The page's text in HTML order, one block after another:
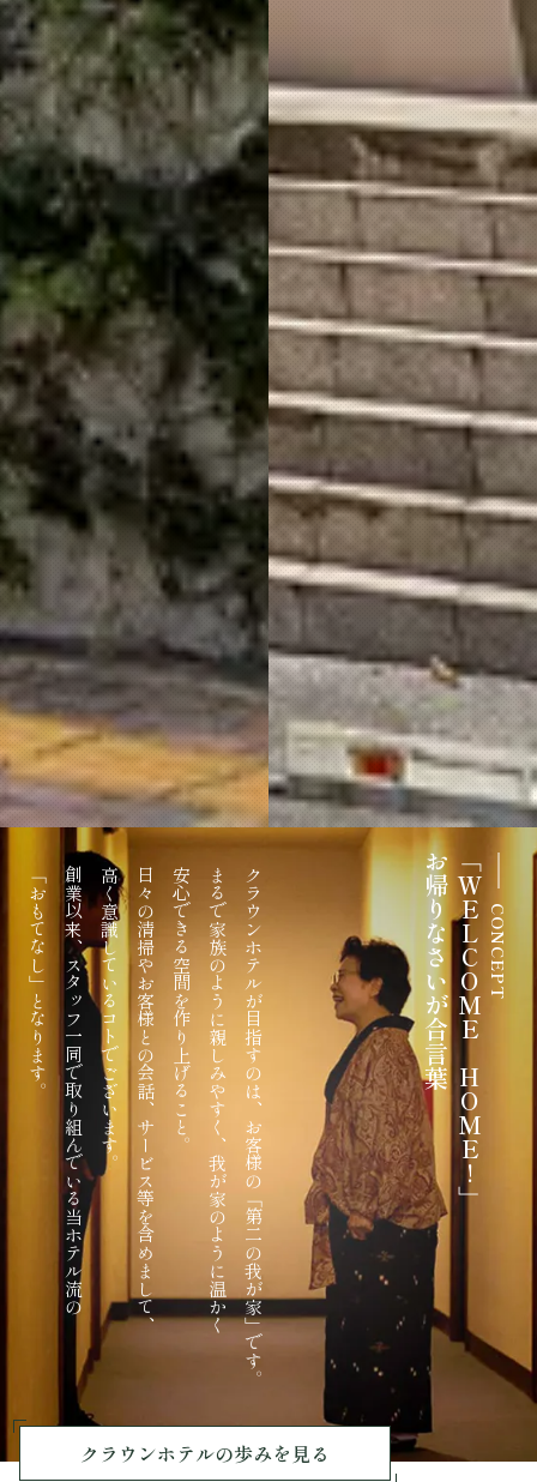
CONCEPT
「WELCOME HOME!」
お帰りなさいが合言葉
クラウンホテルが目指すのは、お客様の「第二の我が家」です。
まるで家族のように親しみやすく、我が家のように温かく
安心できる空間を作り上げること。
日々の清掃やお客様との会話、サービス等を含めまして、
高く意識しているコトでございます。
創業以来、スタッフ一同で取り組んでいる当ホテル流の
「おもてなし」となります。
クラウンホテルの歩みを見る